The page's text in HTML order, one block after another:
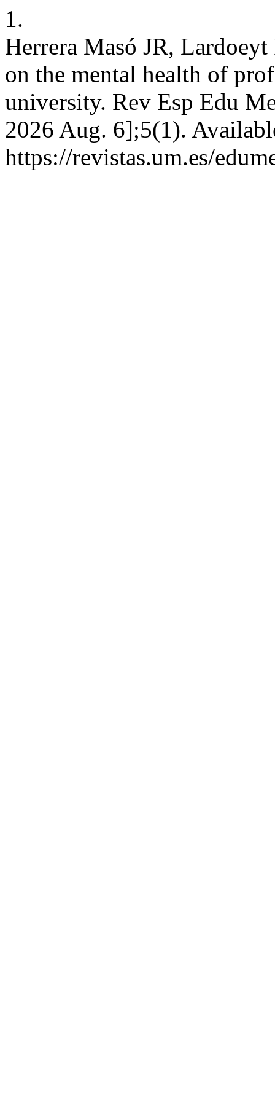
1.
Herrera Masó JR,
on the mental health of
university. Rev Esp Edu
2026 Aug. 6];5(1).
https://revistas.um.es/